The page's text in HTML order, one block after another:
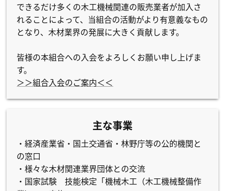
できるだけ多くの木工機械関連の販売業者が加入さ
れることによって、当組合の活動がより有意義なもの
となり、木材業界の発展に大きく貢献します。
皆様の本組合への入会をよろしくお願い申し上げま
す。
＞＞組合入会のご案内＜＜
主な事業
・経済産業省・国土交通省・林野庁等の公的機関と
の窓口
・様々な木材関連業界団体との交流
・国家試験 技能検定「機械木工（木工機械整備作